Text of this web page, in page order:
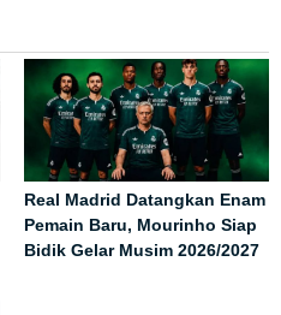
Real Madrid Datangkan Enam
Pemain Baru, Mourinho Siap
Bidik Gelar Musim 2026/2027